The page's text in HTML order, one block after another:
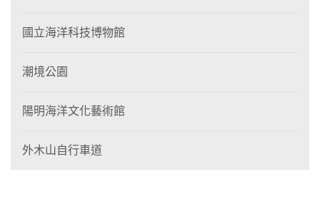
國立海洋科技博物館
潮境公園
陽明海洋文化藝術館
外木山自行車道